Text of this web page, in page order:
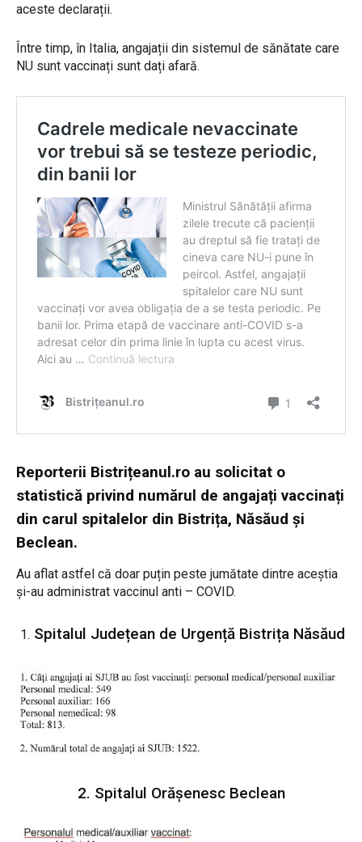
aceste declarații.
Între timp, în Italia, angajații din sistemul de sănătate care
NU sunt vaccinați sunt dați afară.
Reporterii Bistrițeanul.ro au solicitat o
statistică privind numărul de angajați vaccinați
din carul spitalelor din Bistrița, Năsăud și
Beclean.
Au aflat astfel că doar puțin peste jumătate dintre aceștia
și-au administrat vaccinul anti – COVID.
Spitalul Județean de Urgență Bistrița Năsăud
2. Spitalul Orășenesc Beclean